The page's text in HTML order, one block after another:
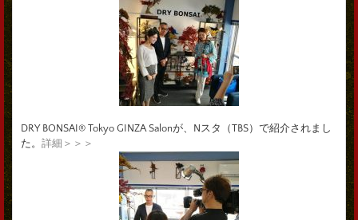
DRY BONSAI® Tokyo GINZA Salonが、Nスタ（TBS）で紹介されまし
た。 詳細＞＞＞